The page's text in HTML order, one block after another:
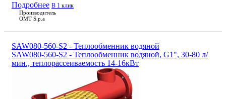
Подробнее В 1 клик
Производитель
OMT S.p.a
SAW080-560-S2 - Теплообменник водяной
SAW080-560-S2 - Теплообменник водяной, G1", 30-80 л/
мин., теплорассеиваемость 14-16кВт